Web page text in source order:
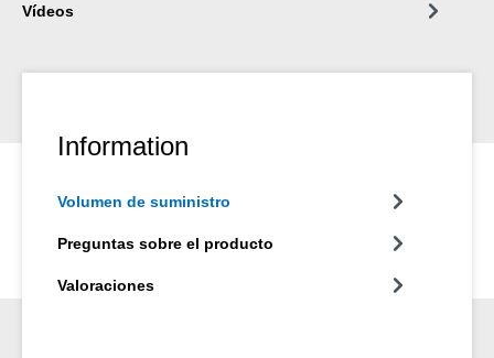
Vídeos
Information
Volumen de suministro
Preguntas sobre el producto
Valoraciones